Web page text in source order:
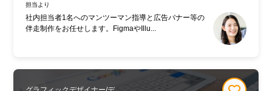
担当より
社内担当者1名へのマンツーマン指導と広告バナー等の
伴走制作をお任せします。FigmaやIllu...